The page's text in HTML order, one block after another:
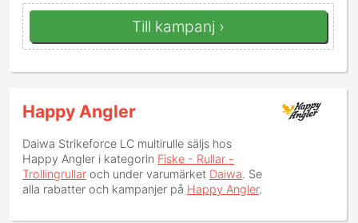
Till kampanj ›
Happy Angler
Daiwa Strikeforce LC multirulle säljs hos
Happy Angler i kategorin Fiske - Rullar -
Trollingrullar och under varumärket Daiwa. Se
alla rabatter och kampanjer på Happy Angler.